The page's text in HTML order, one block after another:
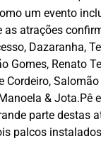
um evento
as atrações
Dazaranha,
Gomes, Renato
Cordeiro,
& Jota.Pê
parte destas
palcos